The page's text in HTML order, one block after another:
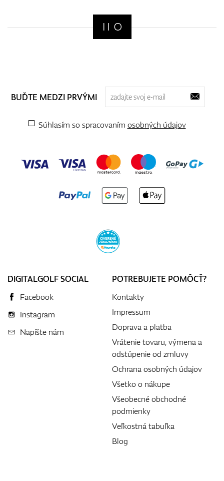
BUĎTE MEDZI PRVÝMI
Súhlasím so spracovaním osobných údajov
DIGITALGOLF SOCIAL
Facebook
Instagram
Napíšte nám
POTREBUJETE POMÔCŤ?
Kontakty
Impressum
Doprava a platba
Vrátenie tovaru, výmena a
odstúpenie od zmluvy
Ochrana osobných údajov
Všetko o nákupe
Všeobecné obchodné
podmienky
Veľkostná tabuľka
Blog